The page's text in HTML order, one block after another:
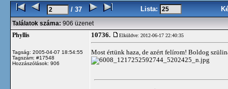
/ 37 Lista:
Találatok száma: 906 üzenet
Phyllis
Tagság: 2005-04-07 18:54:55
Tagszám: #17548
Hozzászólások: 906
10736. Elküldve: 2012-06-17 22:40:35
Most értünk haza, de azért felírom! Boldog